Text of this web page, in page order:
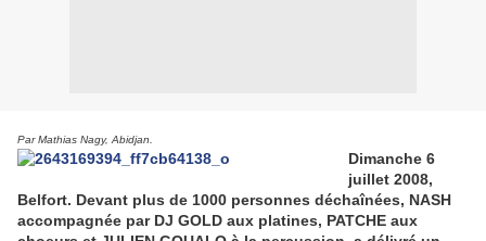
Par Mathias Nagy, Abidjan.
Dimanche 6
juillet 2008,
Belfort. Devant plus de 1000 personnes déchaînées, NASH
accompagnée par DJ GOLD aux platines, PATCHE aux